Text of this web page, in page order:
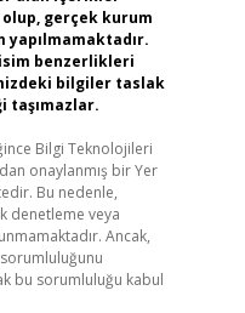
gerçek kurum
yapılmamaktadır.
benzerlikleri
bilgiler taslak
taşımazlar.
Bilgi Teknolojileri
onaylanmış bir Yer
Bu nedenle,
denetleme veya
Ancak,
bu sorumluluğu kabul